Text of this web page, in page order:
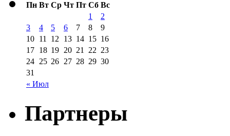
Пн Вт Ср Чт Пт Сб Вс
« Июл
1
2
3
4 5 6 7 8
9
10 11 12 13 14 15 16
17 18 19 20 21 22 23
24 25 26 27 28 29 30
31
Партнеры